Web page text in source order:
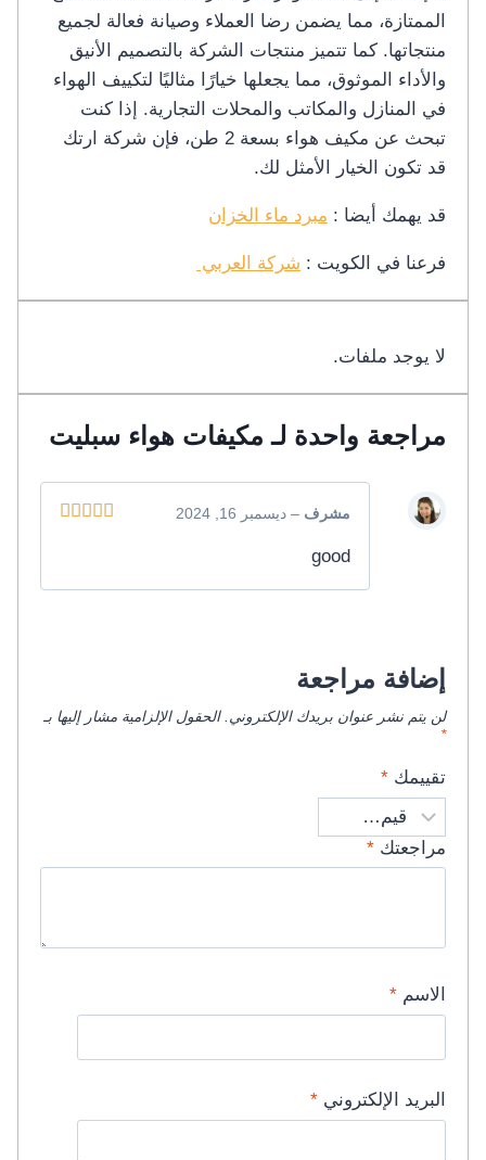
الممتازة، مما يضمن رضا العملاء وصيانة فعالة لجميع
منتجاتها. كما تتميز منتجات الشركة بالتصميم الأنيق
والأداء الموثوق، مما يجعلها خيارًا مثاليًا لتكييف الهواء
في المنازل والمكاتب والمحلات التجارية. إذا كنت
تبحث عن مكيف هواء بسعة 2 طن، فإن شركة ارتك
قد تكون الخيار الأمثل لك.
قد يهمك أيضا : مبرد ماء الخزان
فرعنا في الكويت : شركة العربي
لا يوجد ملفات.
مراجعة واحدة لـ مكيفات هواء سبليت
مشرف – ديسمبر 16, 2024
good
إضافة مراجعة
لن يتم نشر عنوان بريدك الإلكتروني. الحقول الإلزامية مشار إليها بـ
*
تقييمك *
مراجعتك *
الاسم *
البريد الإلكتروني *